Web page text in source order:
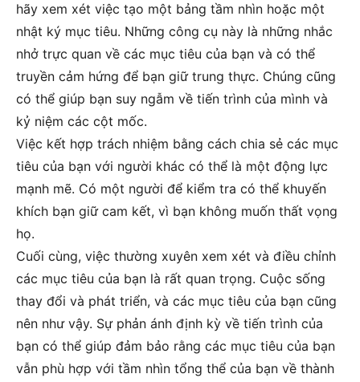
hãy xem xét việc tạo một bảng tầm nhìn hoặc một
nhật ký mục tiêu. Những công cụ này là những nhắc
nhở trực quan về các mục tiêu của bạn và có thể
truyền cảm hứng để bạn giữ trung thực. Chúng cũng
có thể giúp bạn suy ngẫm về tiến trình của mình và
kỷ niệm các cột mốc.
Việc kết hợp trách nhiệm bằng cách chia sẻ các mục
tiêu của bạn với người khác có thể là một động lực
mạnh mẽ. Có một người để kiểm tra có thể khuyến
khích bạn giữ cam kết, vì bạn không muốn thất vọng
họ.
Cuối cùng, việc thường xuyên xem xét và điều chỉnh
các mục tiêu của bạn là rất quan trọng. Cuộc sống
thay đổi và phát triển, và các mục tiêu của bạn cũng
nên như vậy. Sự phản ánh định kỳ về tiến trình của
bạn có thể giúp đảm bảo rằng các mục tiêu của bạn
vẫn phù hợp với tầm nhìn tổng thể của bạn về thành